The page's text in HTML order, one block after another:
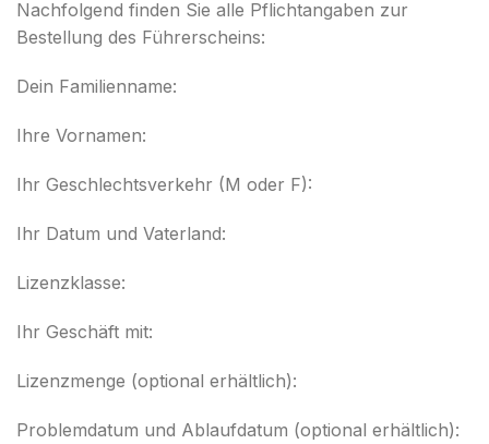
Nachfolgend finden Sie alle Pflichtangaben zur
Bestellung des Führerscheins:
Dein Familienname:
Ihre Vornamen:
Ihr Geschlechtsverkehr (M oder F):
Ihr Datum und Vaterland:
Lizenzklasse:
Ihr Geschäft mit:
Lizenzmenge (optional erhältlich):
Problemdatum und Ablaufdatum (optional erhältlich):